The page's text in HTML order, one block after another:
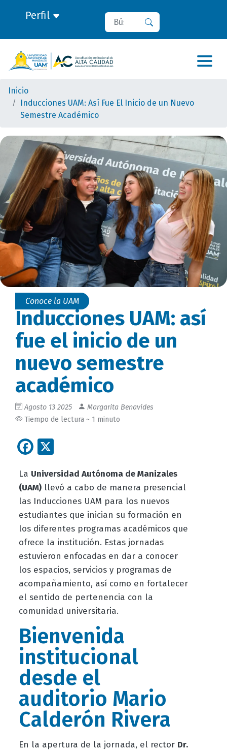
Perfil Buscar
Inicio
Inducciones UAM: Así Fue El Inicio de un Nuevo
Semestre Académico
Conoce la UAM
Inducciones UAM: así
fue el inicio de un
nuevo semestre
académico
Agosto 13 2025
Margarita Benavides
Tiempo de lectura ~ 1 minuto
Facebook
La Universidad Autónoma de Manizales
(UAM)llevó a cabo de manera presencial
las Inducciones UAM para los nuevos
estudiantes que inician su formación en
los diferentes programas académicos que
ofrece la institución. Estas jornadas
estuvieron enfocadas en dar a conocer
los espacios, servicios y programas de
acompañamiento, así como en fortalecer
el sentido de pertenencia con la
comunidad universitaria.
Bienvenida
institucional
desde el
auditorio Mario
Calderón Rivera
En la apertura de la jornada, el rector Dr.